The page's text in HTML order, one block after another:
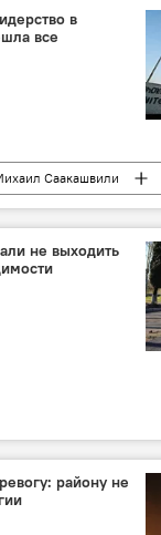
в
все
Саакашвили
НОВОСТИ
не выходить
району не